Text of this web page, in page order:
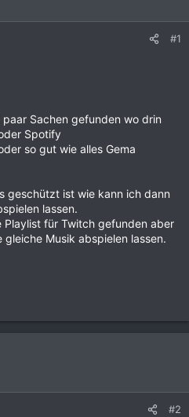
#1
Sachen gefunden wo drin
Spotify
so gut wie alles Gema
geschützt ist wie kann ich dann
lassen.
für Twitch gefunden aber
Musik abspielen lassen.
#2